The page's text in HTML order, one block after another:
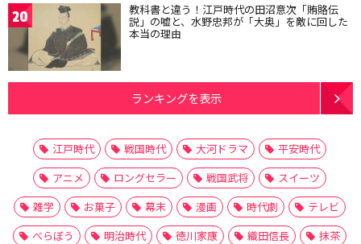
20 教科書と違う！江戸時代の田沼意次「賄賂伝
説」の嘘と、水野忠邦が「大奥」を敵に回した
本当の理由
ランキングを表示
江戸時代 戦国時代 大河ドラマ
平安時代
アニメ
ロングセラー 戦国武将
スイーツ
雑学
お菓子 幕末 漫画 時代劇
テレビ
べらぼう
明治時代 徳川家康 織田信長
抹茶